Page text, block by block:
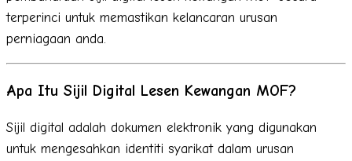
terperinci untuk memastikan kelancaran urusan
perniagaan anda.
Apa Itu Sijil Digital Lesen Kewangan MOF?
Sijil digital adalah dokumen elektronik yang digunakan
untuk mengesahkan identiti syarikat dalam urusan